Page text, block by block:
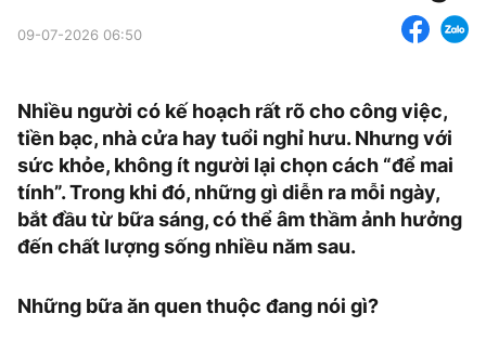
09-07-2026 06:50
Nhiều người có kế hoạch rất rõ cho công việc,
tiền bạc, nhà cửa hay tuổi nghỉ hưu. Nhưng với
sức khỏe, không ít người lại chọn cách “để mai
tính”. Trong khi đó, những gì diễn ra mỗi ngày,
bắt đầu từ bữa sáng, có thể âm thầm ảnh hưởng
đến chất lượng sống nhiều năm sau.
Những bữa ăn quen thuộc đang nói gì?